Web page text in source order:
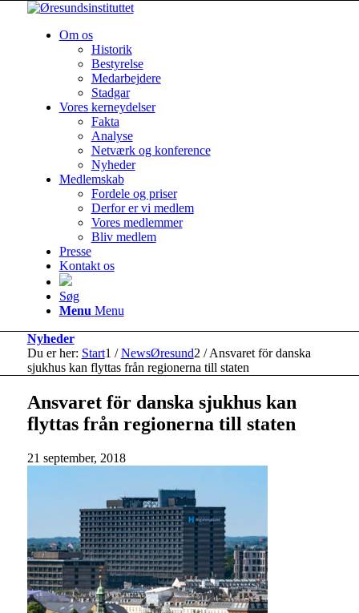
Om os
Historik
Bestyrelse
Medarbejdere
Stadgar
Vores kerneydelser
Fakta
Analyse
Netværk og konference
Nyheder
Medlemskab
Fordele og priser
Derfor er vi medlem
Vores medlemmer
Bliv medlem
Presse
Kontakt os
Søg
Menu Menu
Nyheder
Du er her: Start1 / NewsØresund2 / Ansvaret för danska
sjukhus kan flyttas från regionerna till staten
Ansvaret för danska sjukhus kan
flyttas från regionerna till staten
21 september, 2018